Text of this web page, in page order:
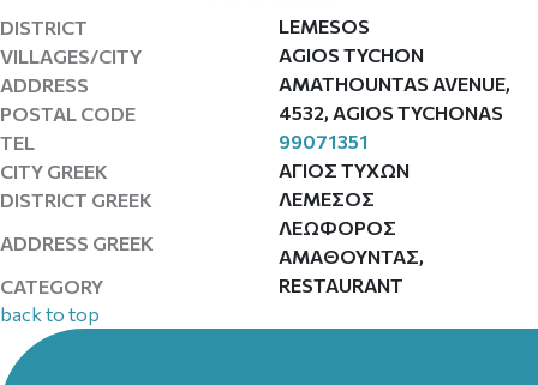
DISTRICT
LEMESOS
VILLAGES/CITY
AGIOS TYCHON
ADDRESS
AMATHOUNTAS AVENUE,
POSTAL CODE
4532, AGIOS TYCHONAS
TEL
99071351
CITY GREEK
ΑΓΙΟΣ ΤΥΧΩΝ
DISTRICT GREEK
ΛΕΜΕΣΟΣ
ADDRESS GREEK
ΛΕΩΦΟΡΟΣ
ΑΜΑΘΟΥΝΤΑΣ,
CATEGORY
RESTAURANT
back to top